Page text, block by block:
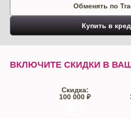
Обменять по
Купить в
ВКЛЮЧИТЕ СКИДКИ В
Скидка:
100 000 ₽